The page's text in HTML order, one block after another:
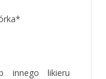
innego likieru